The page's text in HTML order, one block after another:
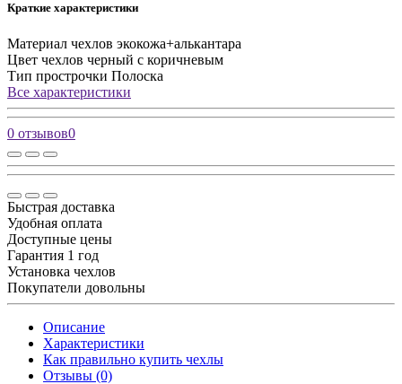
Краткие характеристики
Материал чехлов экокожа+алькантара
Цвет чехлов черный с коричневым
Тип прострочки Полоска
Все характеристики
0 отзывов0
Быстрая доставка
Удобная оплата
Доступные цены
Гарантия 1 год
Установка чехлов
Покупатели довольны
Описание
Характеристики
Как правильно купить чехлы
Отзывы (0)